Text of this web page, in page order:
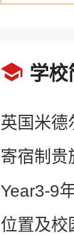
 学校
英国米德
寄宿制贵
Year3-9
位置及校